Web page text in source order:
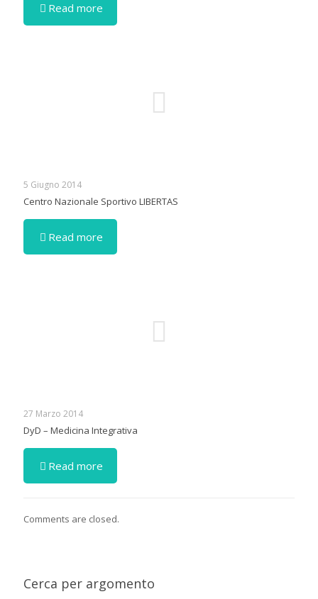
Read more
5 Giugno 2014
Centro Nazionale Sportivo LIBERTAS
Read more
27 Marzo 2014
DyD – Medicina Integrativa
Read more
Comments are closed.
Cerca per argomento